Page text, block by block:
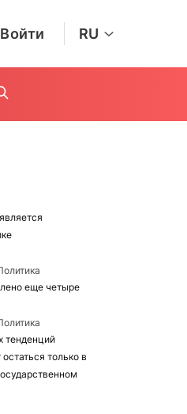
Войти RU
еще четыре
тенденций
только в